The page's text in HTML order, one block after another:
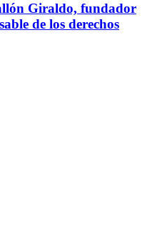
Giraldo, fundador
de los derechos